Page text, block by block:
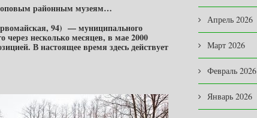
районным музеям…
94) — муниципального
через несколько месяцев, в мае 2000
В настоящее время здесь действует
Апрель 2026
Март 2026
Февраль 2026
Январь 2026